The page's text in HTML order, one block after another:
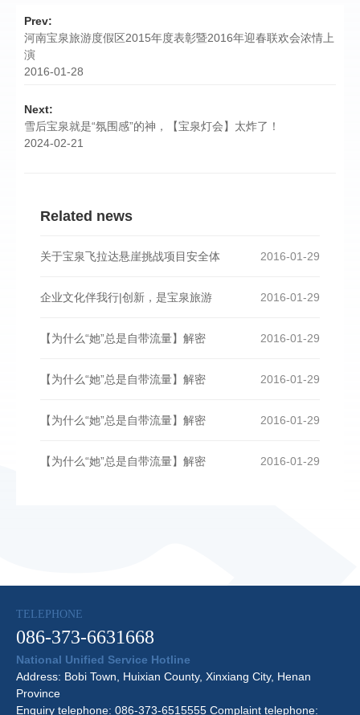
Prev:
河南宝泉旅游度假区2015年度表彰暨2016年迎春联欢会浓情上
演
2016-01-28
Next:
雪后宝泉就是“氛围感”的神，【宝泉灯会】太炸了！
2024-02-21
Related news
2016-01-29
关于宝泉飞拉达悬崖挑战项目安全体
2016-01-29
企业文化伴我行|创新，是宝泉旅游
2016-01-29
【为什么“她”总是自带流量】解密
2016-01-29
【为什么“她”总是自带流量】解密
2016-01-29
【为什么“她”总是自带流量】解密
2016-01-29
【为什么“她”总是自带流量】解密
TELEPHONE
086-373-6631668
National Unified Service Hotline
Address: Bobi Town, Huixian County, Xinxiang City, Henan
Province
Enquiry telephone: 086-373-6515555 Complaint telephone: